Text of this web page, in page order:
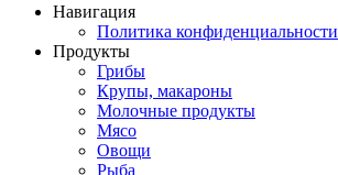
Навигация
Политика конфиденциальности
Продукты
Грибы
Крупы, макароны
Молочные продукты
Мясо
Овощи
Рыба